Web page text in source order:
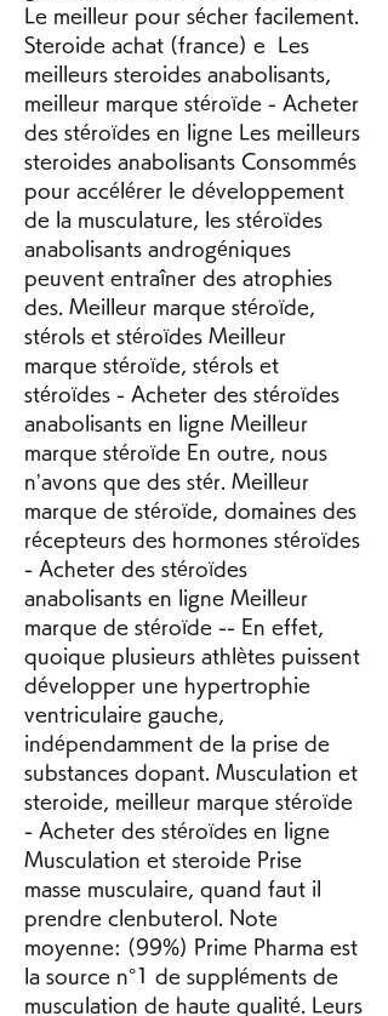
Le meilleur pour sécher facilement.
Steroide achat (france) e  Les
meilleurs steroides anabolisants,
meilleur marque stéroïde - Acheter
des stéroïdes en ligne Les meilleurs
steroides anabolisants Consommés
pour accélérer le développement
de la musculature, les stéroïdes
anabolisants androgéniques
peuvent entraîner des atrophies
des. Meilleur marque stéroïde,
stérols et stéroïdes Meilleur
marque stéroïde, stérols et
stéroïdes - Acheter des stéroïdes
anabolisants en ligne Meilleur
marque stéroïde En outre, nous
n’avons que des stér. Meilleur
marque de stéroïde, domaines des
récepteurs des hormones stéroïdes
- Acheter des stéroïdes
anabolisants en ligne Meilleur
marque de stéroïde -- En effet,
quoique plusieurs athlètes puissent
développer une hypertrophie
ventriculaire gauche,
indépendamment de la prise de
substances dopant. Musculation et
steroide, meilleur marque stéroïde
- Acheter des stéroïdes en ligne
Musculation et steroide Prise
masse musculaire, quand faut il
prendre clenbuterol. Note
moyenne: (99%) Prime Pharma est
la source n°1 de suppléments de
musculation de haute qualité. Leurs